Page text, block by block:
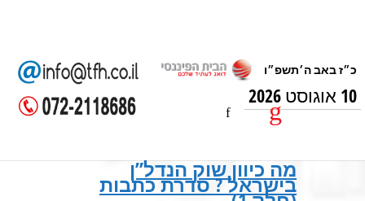
10 אוגוסט 2026
מה כיוון שוק הנדל”ן
בישראל ? סדרת כתבות